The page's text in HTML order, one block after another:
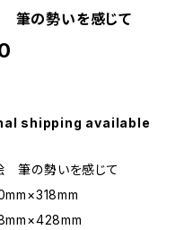
筆の勢いを感じて
shipping available
筆の勢いを感じて